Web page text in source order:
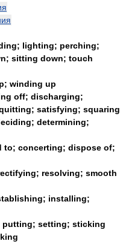
lighting; perching;
sitting down; touch
winding up
off; discharging;
satisfying; squaring
determining;
to; concerting; dispose of;
resolving; smooth
installing;
putting; setting; sticking